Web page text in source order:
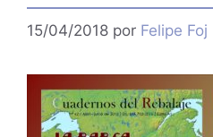
15/04/2018 por Felipe Foj